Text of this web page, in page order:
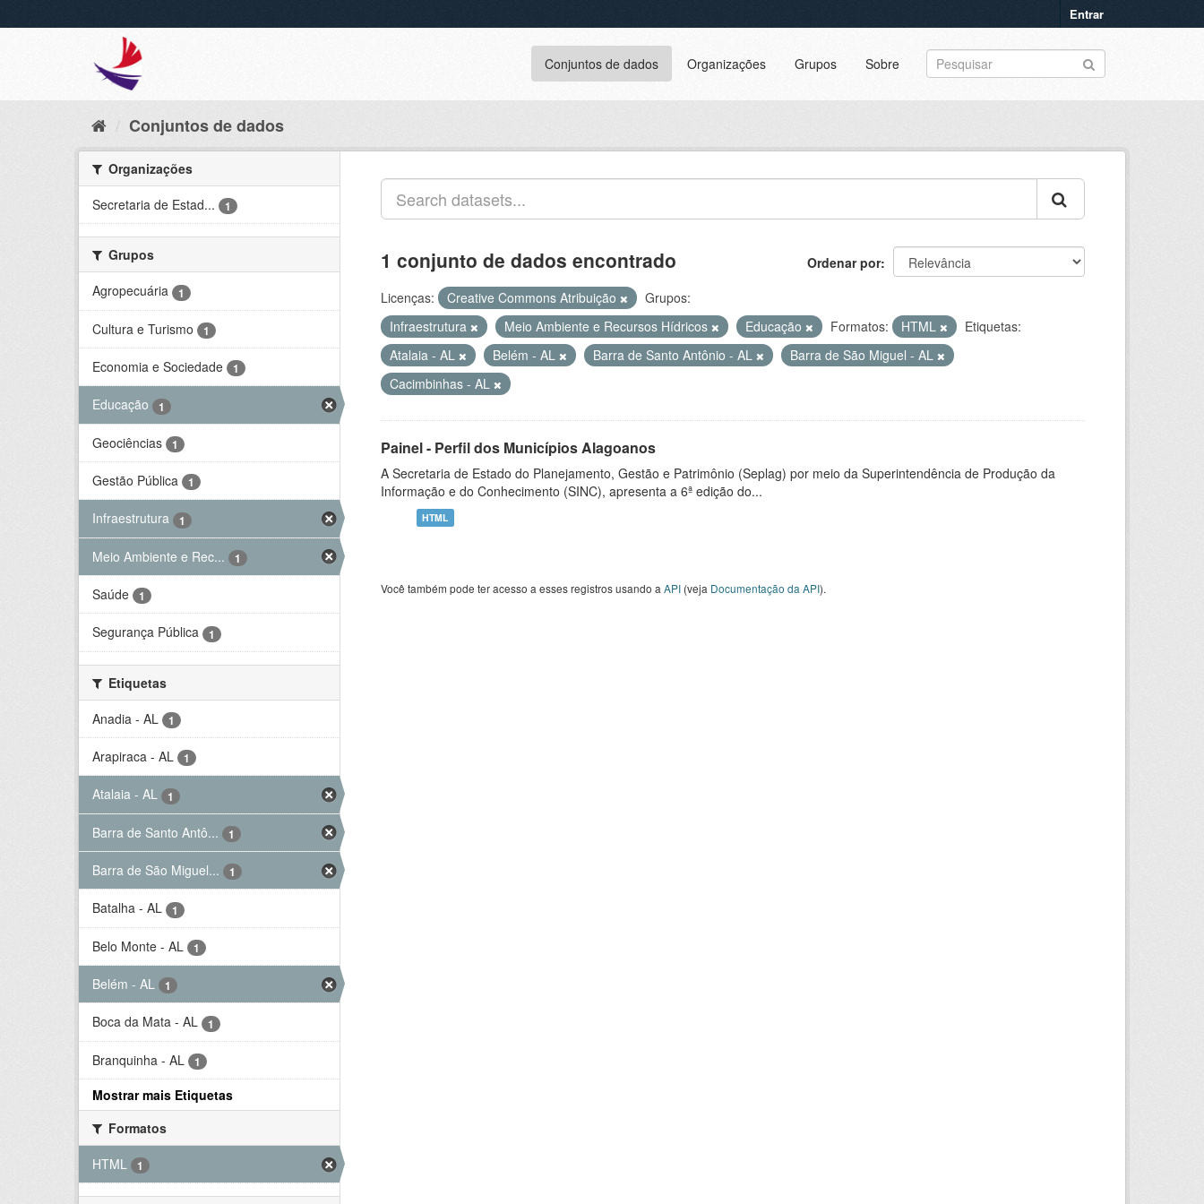
Entrar
Conjuntos de dados Organizações Grupos Sobre
Conjuntos de dados
Organizações
Secretaria de Estad...
1
Grupos
Agropecuária
1
Cultura e Turismo 1
Economia e Sociedade 1
Educação 1
Geociências 1
Gestão Pública 1
Infraestrutura 1
Meio Ambiente e Rec... 1
Saúde 1
Segurança Pública 1
Etiquetas
Anadia - AL
1
Arapiraca - AL 1
Atalaia - AL 1
Barra de Santo Antô... 1
Barra de São Miguel... 1
Batalha - AL 1
Belo Monte - AL 1
Belém - AL 1
Boca da Mata - AL 1
Branquinha - AL 1
Mostrar mais Etiquetas
Formatos
HTML
1
Ordenar por
1 conjunto de dados encontrado
Licenças: Creative Commons Atribuição
Grupos:
Infraestrutura
Meio Ambiente e Recursos Hídricos Educação Formatos: HTML
Etiquetas:
Atalaia - AL
Belém - AL Barra de Santo Antônio - AL
Barra de São Miguel - AL
Cacimbinhas - AL
Painel - Perfil dos Municípios Alagoanos
A Secretaria de Estado do Planejamento, Gestão e Patrimônio (Seplag) por meio da Superintendência de Produção da
Informação e do Conhecimento (SINC), apresenta a 6ª edição do...
HTML
Você também pode ter acesso a esses registros usando a API (veja Documentação da API).